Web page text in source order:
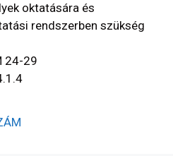
oktatására és
rendszerben szükség
24-29